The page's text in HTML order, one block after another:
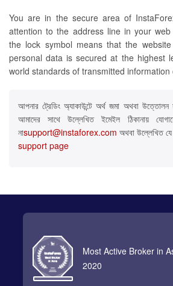
You are in the secure area of
attention to the address line in your
the lock symbol means that the
personal data is secured at the highest
world standards of transmitted information
আপনার ট্রেডিং অ্যাকাউন্টে অর্থ জমা অথবা
আমাদের সাথে উল্লেখিত ইমেইল ঠিকানায়
নাsupport@instaforex.com অথবা উল্লেখিত
support page
Most Active Broker in
2020